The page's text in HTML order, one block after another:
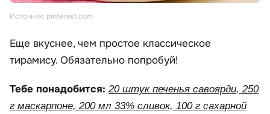
Источник: pinterest.com
Еще вкуснее, чем простое классическое
тирамису. Обязательно попробуй!
Тебе понадобится: 20 штук печенья савоярди, 250
г маскарпоне, 200 мл 33% сливок, 100 г сахарной